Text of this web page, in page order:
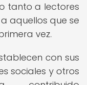
tanto a lectores
aquellos que se
vez.
con sus
sociales y otros